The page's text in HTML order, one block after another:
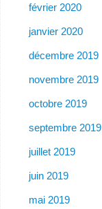
février 2020
janvier 2020
décembre 2019
novembre 2019
octobre 2019
septembre 2019
juillet 2019
juin 2019
mai 2019